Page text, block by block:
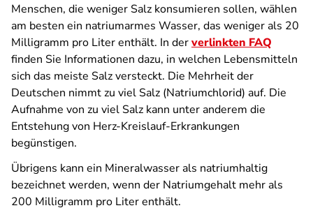
Menschen, die weniger Salz konsumieren sollen, wählen
am besten ein natriumarmes Wasser, das weniger als 20
Milligramm pro Liter enthält. In derverlinkten FAQ
finden Sie Informationen dazu, in welchen Lebensmitteln
sich das meiste Salz versteckt. Die Mehrheit der
Deutschen nimmt zu viel Salz (Natriumchlorid) auf. Die
Aufnahme von zu viel Salz kann unter anderem die
Entstehung von Herz-Kreislauf-Erkrankungen
begünstigen.
Übrigens kann ein Mineralwasser als natriumhaltig
bezeichnet werden, wenn der Natriumgehalt mehr als
200 Milligramm pro Liter enthält.